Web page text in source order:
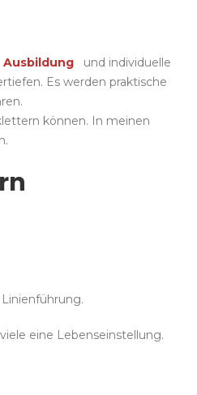
Ausbildung
und individuelle
Es werden praktische
können. In meinen
eine Lebenseinstellung.